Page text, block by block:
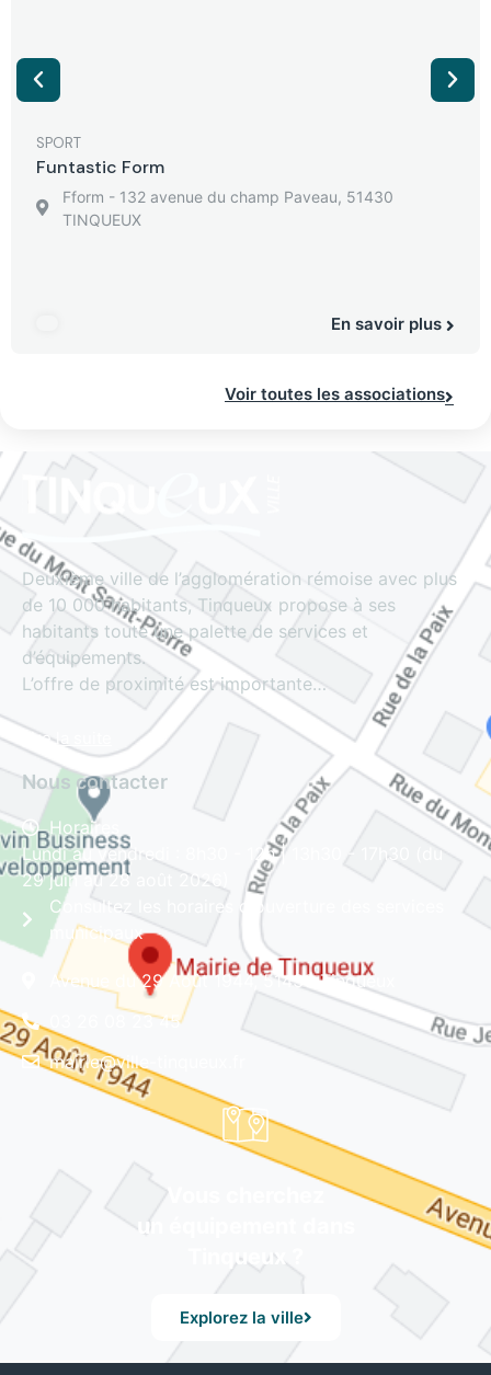
SPORT
Funtastic Form
Fform - 132 avenue du champ Paveau, 51430
TINQUEUX
En savoir plus
Voir toutes les associations
Deuxième ville de l’agglomération rémoise avec plus
de 10 000 habitants, Tinqueux propose à ses
habitants toute une palette de services et
d’équipements.
L’offre de proximité est importante…
Lire la suite
Nous contacter
Horaires
Lundi au vendredi : 8h30 - 12h | 13h30 - 17h30 (du
29 juin au 28 août 2026)
Consultez les horaires d'ouverture des services
municipaux
Avenue du 29 Août 1944, 51430 Tinqueux
03 26 08 23 45
mairie@ville-tinqueux.fr
Vous cherchez
un équipement dans
Tinqueux ?
Explorez la ville